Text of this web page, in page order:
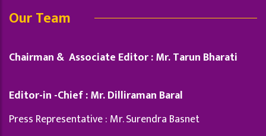
Our Team
Chairman & Associate Editor : Mr. Tarun Bharati
Editor-in -Chief : Mr. Dilliraman Baral
Press Representative : Mr. Surendra Basnet